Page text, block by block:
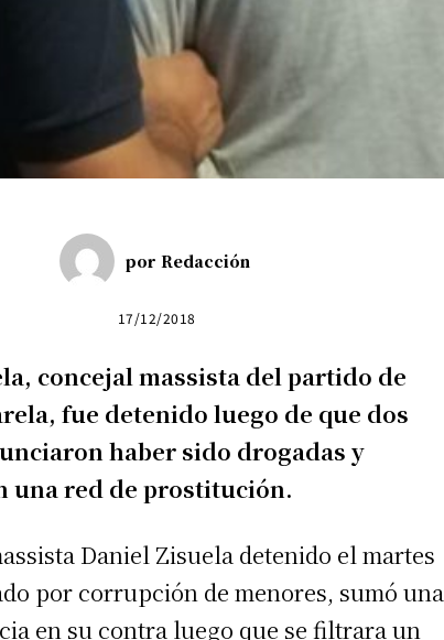
por Redacción
17/12/2018
concejal massista del partido de
fue detenido luego de que dos
haber sido drogadas y
una red de prostitución.
Daniel Zisuela detenido el martes
por corrupción de menores, sumó una
en su contra luego que se filtrara un